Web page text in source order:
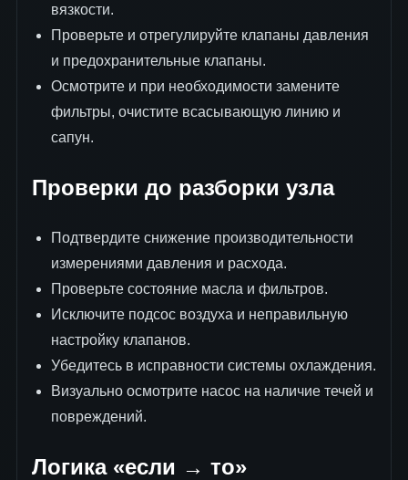
вязкости.
Проверьте и отрегулируйте клапаны давления
и предохранительные клапаны.
Осмотрите и при необходимости замените
фильтры, очистите всасывающую линию и
сапун.
Проверки до разборки узла
Подтвердите снижение производительности
измерениями давления и расхода.
Проверьте состояние масла и фильтров.
Исключите подсос воздуха и неправильную
настройку клапанов.
Убедитесь в исправности системы охлаждения.
Визуально осмотрите насос на наличие течей и
повреждений.
Логика «если → то»